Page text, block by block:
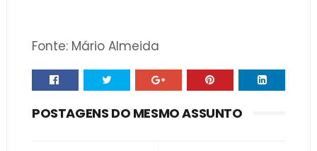
Fonte: Mário Almeida
POSTAGENS DO MESMO ASSUNTO